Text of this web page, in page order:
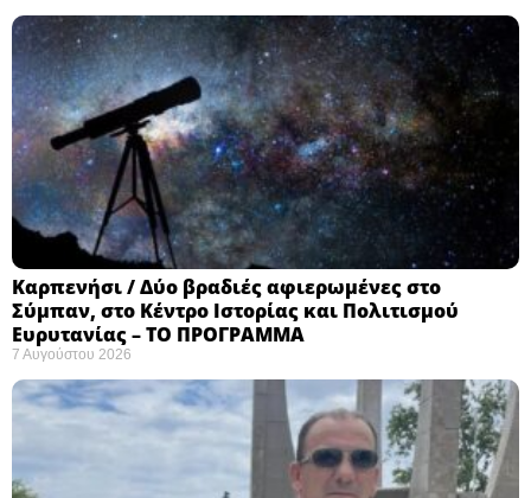
Καρπενήσι / Δύο βραδιές αφιερωμένες στο
Σύμπαν, στο Κέντρο Ιστορίας και Πολιτισμού
Ευρυτανίας – ΤΟ ΠΡΟΓΡΑΜΜΑ
7 Αυγούστου 2026